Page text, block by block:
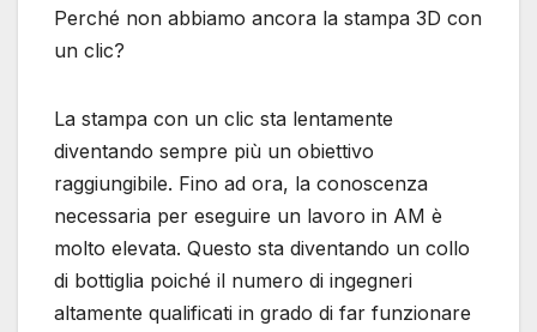
Perché non abbiamo ancora la stampa 3D con
un clic?
La stampa con un clic sta lentamente
diventando sempre più un obiettivo
raggiungibile. Fino ad ora, la conoscenza
necessaria per eseguire un lavoro in AM è
molto elevata. Questo sta diventando un collo
di bottiglia poiché il numero di ingegneri
altamente qualificati in grado di far funzionare